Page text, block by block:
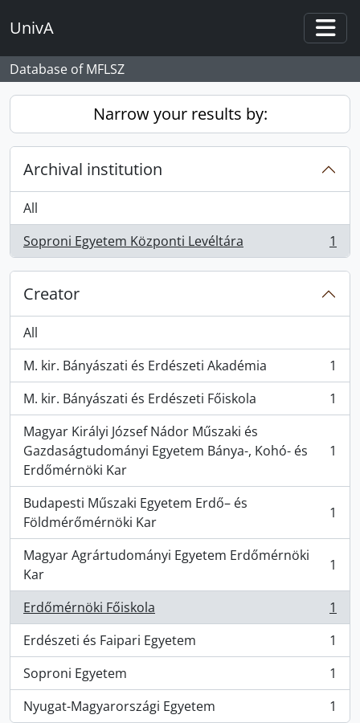
UnivA
Database of MFLSZ
Narrow your results by:
Archival institution
All
Soproni Egyetem Központi Levéltára
, 1 results 1
Creator
All
M. kir. Bányászati és Erdészeti Akadémia
, 1 results
1
M. kir. Bányászati és Erdészeti Főiskola
, 1 results
1
Magyar Királyi József Nádor Műszaki és
Gazdaságtudományi Egyetem Bánya-, Kohó- és
Erdőmérnöki Kar
, 1 results 1
Budapesti Műszaki Egyetem Erdő– és
Földmérőmérnöki Kar
, 1 results 1
Magyar Agrártudományi Egyetem Erdőmérnöki
Kar
, 1 results 1
Erdőmérnöki Főiskola
, 1 results
1
Erdészeti és Faipari Egyetem
, 1 results
1
Soproni Egyetem
, 1 results
1
Nyugat-Magyarországi Egyetem
, 1 results 1